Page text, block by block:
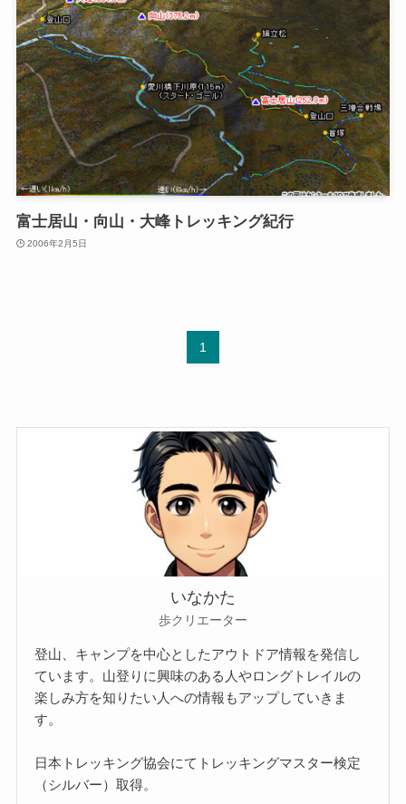
富士居山・向山・大峰トレッキング紀行
2006年2月5日
1
いなかた
歩クリエーター
登山、キャンプを中心としたアウトドア情報を発信し
ています。山登りに興味のある人やロングトレイルの
楽しみ方を知りたい人への情報もアップしていきま
す。
日本トレッキング協会にてトレッキングマスター検定
（シルバー）取得。